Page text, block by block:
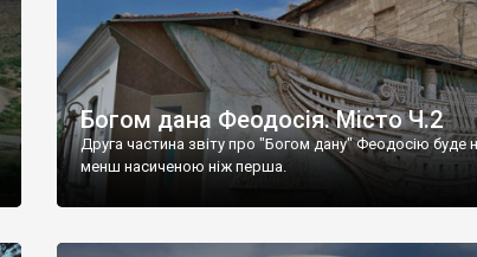
Богом дана Феодосія. Місто Ч.2
Друга частина звіту про "Богом дану" Феодосію буде
менш насиченою ніж перша.